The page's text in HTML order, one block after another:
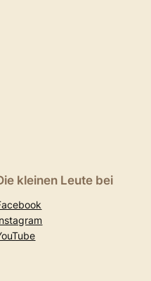
kleinen Leute bei